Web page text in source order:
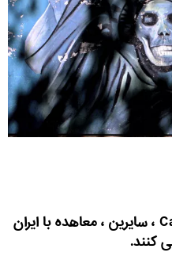
معامله گران جهانیCargill ،Bunge ، سایرین ، معاهده با ایران
کنند.